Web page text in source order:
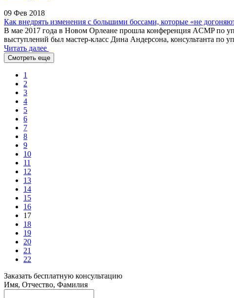
09 Фев 2018
Как внедрять изменения с большими боссами, которые «не
В мае 2017 года в Новом Орлеане прошла конференция ACMP по
выступлений был мастер-класс Дина Андерсона, консультанта по
Читать далее
Смотреть еще
1
2
3
4
5
6
7
8
9
10
11
12
13
14
15
16
17
18
19
20
21
22
Заказать бесплатную консультацию
Имя, Отчество, Фамилия